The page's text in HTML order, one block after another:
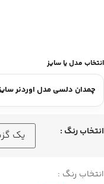
انتخاب مدل یا سایز
انتخاب رنگ :
انتخاب رنگ :